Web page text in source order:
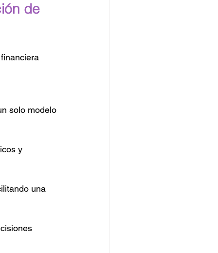
de
solo modelo
y
una